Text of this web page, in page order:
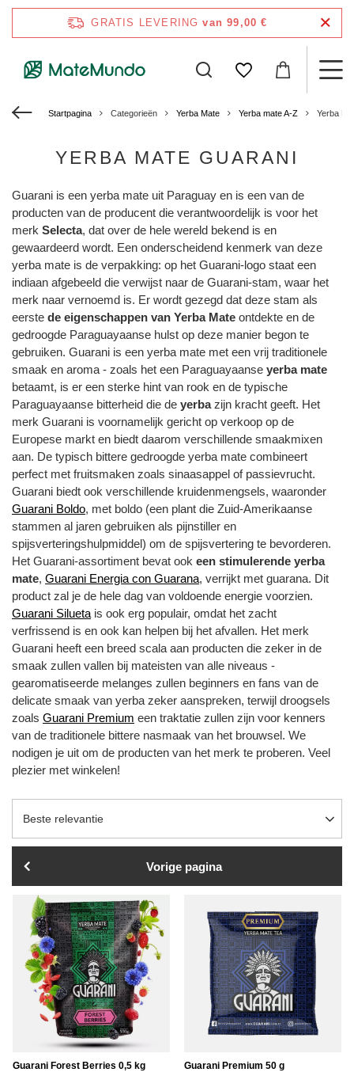
GRATIS LEVERING van 99,00 €
Startpagina Categorieën Yerba Mate Yerba mate A-Z Yerba
YERBA MATE GUARANI
Guarani is een yerba mate uit Paraguay en is een van de
producten van de producent die verantwoordelijk is voor het
merk Selecta, dat over de hele wereld bekend is en
gewaardeerd wordt. Een onderscheidend kenmerk van deze
yerba mate is de verpakking: op het Guarani-logo staat een
indiaan afgebeeld die verwijst naar de Guarani-stam, waar het
merk naar vernoemd is. Er wordt gezegd dat deze stam als
eerste de eigenschappen van Yerba Mate ontdekte en de
gedroogde Paraguayaanse hulst op deze manier begon te
gebruiken. Guarani is een yerba mate met een vrij traditionele
smaak en aroma - zoals het een Paraguayaanse yerba mate
betaamt, is er een sterke hint van rook en de typische
Paraguayaanse bitterheid die de yerbazijn kracht geeft. Het
merk Guarani is voornamelijk gericht op verkoop op de
Europese markt en biedt daarom verschillende smaakmixen
aan. De typisch bittere gedroogde yerba mate combineert
perfect met fruitsmaken zoals sinaasappel of passievrucht.
Guarani biedt ook verschillende kruidenmengsels, waaronder
Guarani Boldo, met boldo (een plant die Zuid-Amerikaanse
stammen al jaren gebruiken als pijnstiller en
spijsverteringshulpmiddel) om de spijsvertering te bevorderen.
Het Guarani-assortiment bevat ook een stimulerende yerba
mate, Guarani Energia con Guarana, verrijkt met guarana. Dit
product zal je de hele dag van voldoende energie voorzien.
Guarani Silueta is ook erg populair, omdat het zacht
verfrissend is en ook kan helpen bij het afvallen. Het merk
Guarani heeft een breed scala aan producten die zeker in de
smaak zullen vallen bij mateisten van alle niveaus -
gearomatiseerde melanges zullen beginners en fans van de
delicate smaak van yerba zeker aanspreken, terwijl droogsels
zoals Guarani Premium een traktatie zullen zijn voor kenners
van de traditionele bittere nasmaak van het brouwsel. We
nodigen je uit om de producten van het merk te proberen. Veel
plezier met winkelen!
Sortering wijzigen
Beste relevantie
Vorige pagina
Guarani Forest Berries 0,5 kg Guarani Premium 50 g